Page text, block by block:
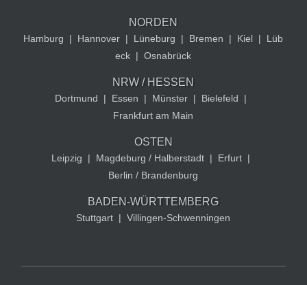
NORDEN
Hamburg | Hannover | Lüneburg | Bremen | Kiel |
Lüb
eck | Osnabrück
NRW / HESSEN
Dortmund | Essen | Münster | Bielefeld
|
Frankfurt am Main
OSTEN
Leipzig | Magdeburg / Halberstadt | Erfurt |
Berlin / Brandenburg
BADEN-WÜRTTEMBERG
Stuttgart | Villingen-Schwenningen